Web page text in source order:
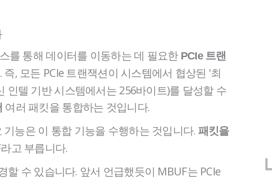
를 통해 데이터를 이동하는 데 필요한 PCIe 트랜
, 모든 PCIe 트랜잭션이 시스템에서 협상된 '최
인텔 기반 시스템에서는 256바이트)를 달성할 수
여러 패킷을 통합하는 것입니다.
능은 이 통합 기능을 수행하는 것입니다. 패킷을
고 부릅니다.
할 수 있습니다. 앞서 언급했듯이 MBUF는 PCIe